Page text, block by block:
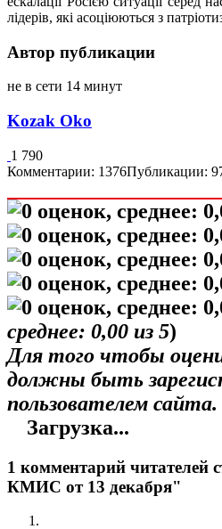
лідерів, які асоціюються з
Автор публикации
не в сети 14 минут
Kozak Oko
1 790
Комментарии: 1376Публикации:
среднее: 0,00 из 5)
Для того чтобы
должны быть
пользователем сайта.
Загрузка...
1 комментарий читателей
КМИС от 13 декабря"